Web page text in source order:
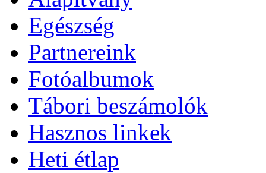
Egészség
Partnereink
Fotóalbumok
Tábori beszámolók
Hasznos linkek
Heti étlap